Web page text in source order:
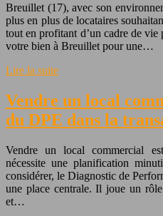
Breuillet (17), avec son
plus en plus de locataires
tout en profitant d’un cadre de
votre bien à Breuillet pour une…
Lire la suite
Vendre un local
du DPE dans la
Vendre un local commercial
nécessite une planification
considérer, le Diagnostic de
une place centrale. Il joue un
et…